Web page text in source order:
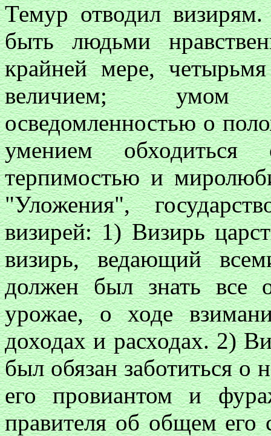
Темур отводил
быть людьми
крайней мере,
величием; умом
осведомленностью о
умением обходиться
терпимостью и
"Уложения",
визирей: 1) Визирь
визирь, ведающий
должен был знать все
урожае, о ходе
доходах и расходах. 2)
был обязан заботиться о
его провиантом и
правителя об общем его